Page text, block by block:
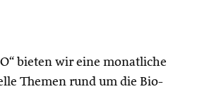
bieten wir eine monatliche
Themen rund um die Bio-